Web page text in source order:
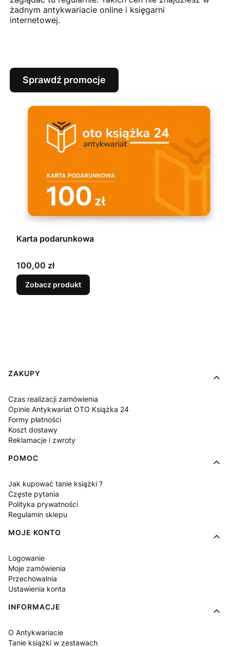
żadnym antykwariacie online i księgarni
internetowej.
Sprawdź promocje
Karta podarunkowa
Cena
100,00 zł
Zobacz produkt
Linki w stopce
ZAKUPY
Czas realizacji zamówienia
Opinie Antykwariat OTO Książka 24
Formy płatności
Koszt dostawy
Reklamacje i zwroty
POMOC
Jak kupować tanie książki ?
Częste pytania
Polityka prywatności
Regulamin sklepu
MOJE KONTO
Logowanie
Moje zamówienia
Przechowalnia
Ustawienia konta
INFORMACJE
O Antykwariacie
Tanie książki w zestawach